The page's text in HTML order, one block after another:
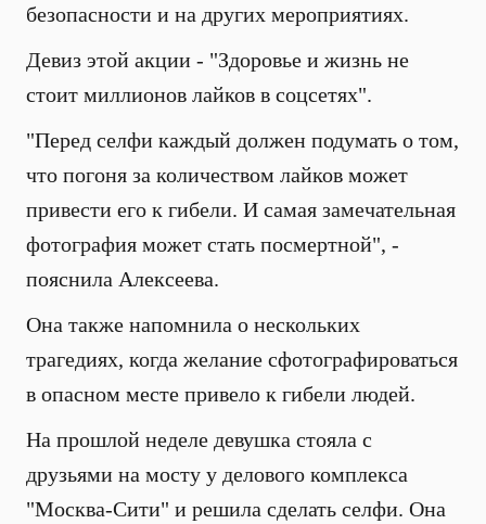
безопасности и на других мероприятиях.
Девиз этой акции - "Здоровье и жизнь не
стоит миллионов лайков в соцсетях".
"Перед селфи каждый должен подумать о том,
что погоня за количеством лайков может
привести его к гибели. И самая замечательная
фотография может стать посмертной", -
пояснила Алексеева.
Она также напомнила о нескольких
трагедиях, когда желание сфотографироваться
в опасном месте привело к гибели людей.
На прошлой неделе девушка стояла с
друзьями на мосту у делового комплекса
"Москва-Сити" и решила сделать селфи. Она